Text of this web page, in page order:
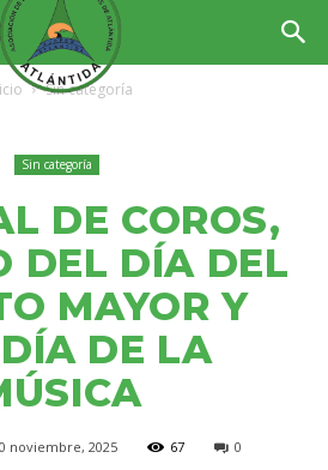
Sin categoría
Sin categoría
DE COROS,
DEL DÍA DEL
MAYOR Y
DE LA
noviembre, 2025 67 0